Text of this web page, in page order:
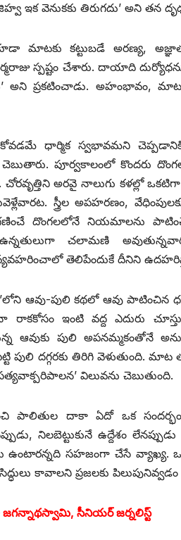
ఇక వెనుకకు తిరుగదు’ అని తన
మాటకు కట్టుబడే అరణ్య,
స్పష్టం చేశారు. దాయాది
అని ప్రకటించాడు. అహంభావం,
ధార్మిక స్వభావమని
పూర్వకాలంలో కొందరు
అరవై నాలుగు కళల్లో
స్త్రీల అపహరణం,
దొంగలలోనే నియమాలను పాటించే
చలామణి
తెలిపేందుకే దీనిని
ఆవు-పులి కథలో ఆవు పాటించిన
రాకకోసం ఇంటి వద్ద ఎదురు
ఆవుకు పులి అపనమ్మకంతోనే
పులి దగ్గరకు తిరిగి వెళుతుంది. మాట
విలువను చెబుతుంది.
పాలితుల దాకా ఏదో ఒక
నిలబెట్టుకునే ఉద్దేశం
ఉంటారన్నది సహజంగా చేసే వ్యాఖ్య.
కావాలని ప్రజలకు
జగన్నాథస్వామి, సీనియర్‌ ‌జర్నలిస్ట్